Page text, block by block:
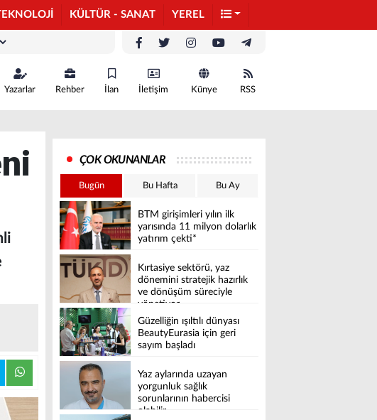
KÜLTÜR - SANAT YEREL
Yazarlar Rehber İlan İletişim Künye RSS
ÇOK OKUNANLAR
Bugün Bu Hafta Bu Ay
BTM girişimleri yılın ilk
yarısında 11 milyon dolarlık
yatırım çekti*
Kırtasiye sektörü, yaz
dönemini stratejik hazırlık
ve dönüşüm süreciyle
yönetiyor
Güzelliğin ışıltılı dünyası
BeautyEurasia için geri
sayım başladı
Yaz aylarında uzayan
yorgunluk sağlık
sorunlarının habercisi
olabilir